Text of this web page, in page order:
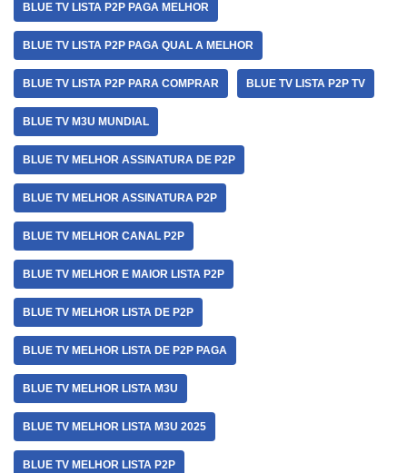
BLUE TV LISTA P2P PAGA MELHOR
BLUE TV LISTA P2P PAGA QUAL A MELHOR
BLUE TV LISTA P2P PARA COMPRAR BLUE TV LISTA P2P TV
BLUE TV M3U MUNDIAL
BLUE TV MELHOR ASSINATURA DE P2P
BLUE TV MELHOR ASSINATURA P2P
BLUE TV MELHOR CANAL P2P
BLUE TV MELHOR E MAIOR LISTA P2P
BLUE TV MELHOR LISTA DE P2P
BLUE TV MELHOR LISTA DE P2P PAGA
BLUE TV MELHOR LISTA M3U
BLUE TV MELHOR LISTA M3U 2025
BLUE TV MELHOR LISTA P2P